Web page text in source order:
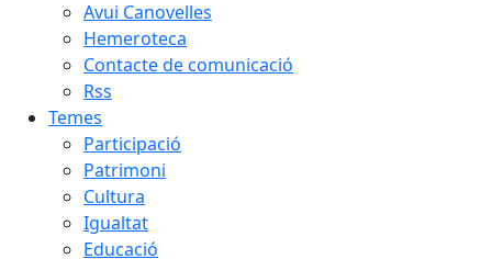
Avui Canovelles
Hemeroteca
Contacte de comunicació
Rss
Temes
Participació
Patrimoni
Cultura
Igualtat
Educació